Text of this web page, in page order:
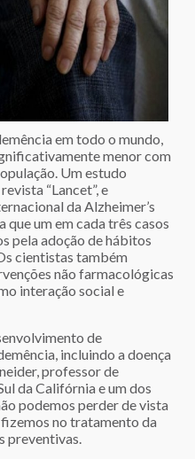
em todo o mundo,
menor com
Um estudo
“Lancet”, e
da Alzheimer’s
que um em cada três casos
pela adoção de hábitos
cientistas também
não farmacológicas
interação social e
de
incluindo a doença
professor de
da Califórnia e um dos
podemos perder de vista
fizemos no tratamento da
preventivas.